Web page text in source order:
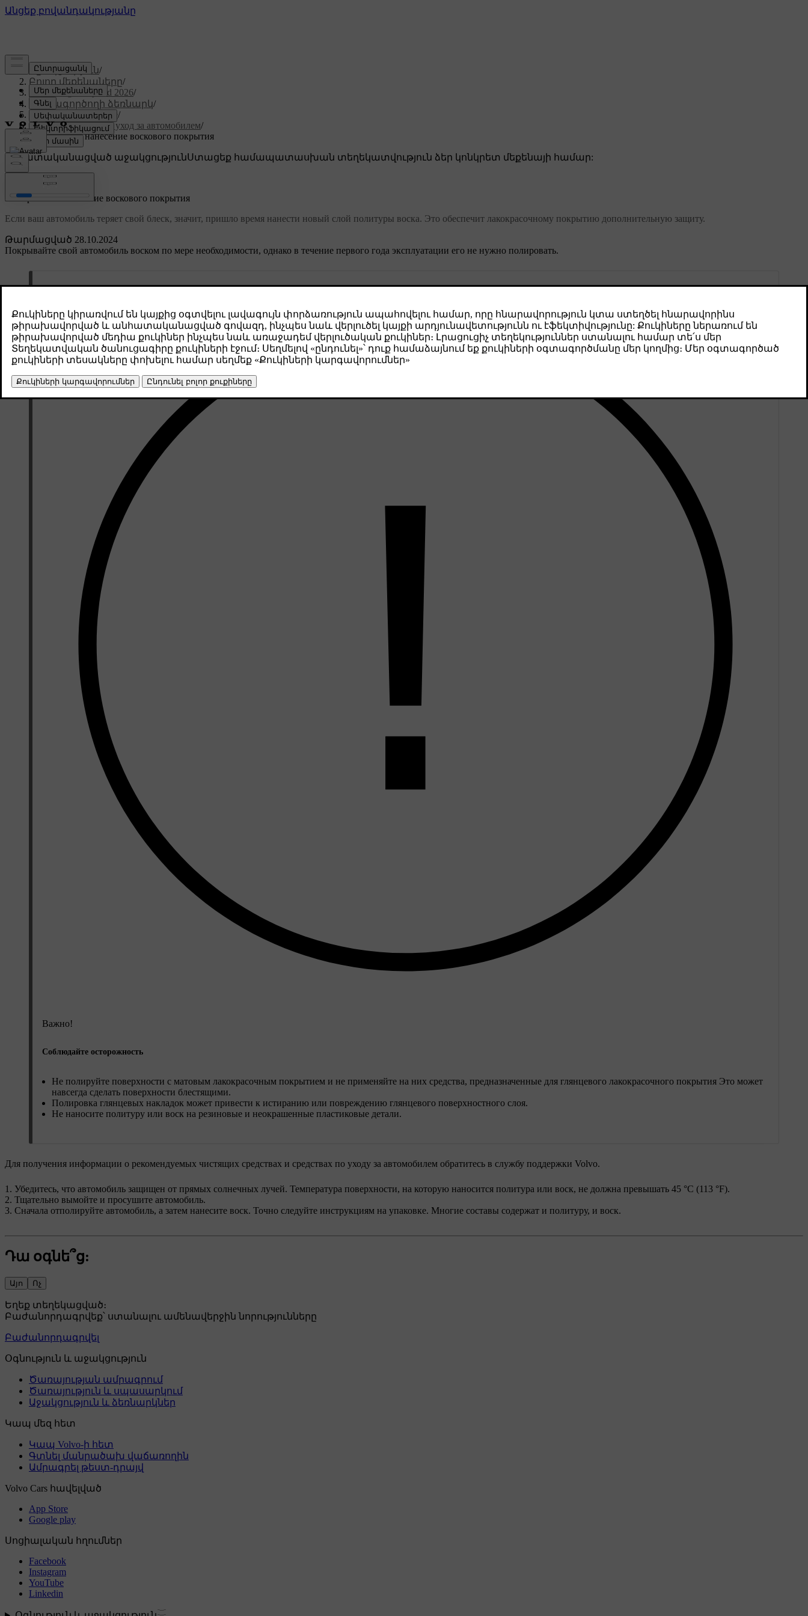
Աջակցություն/
Բոլոր մեքենաները/
XC60 Plug-in Hybrid 2026/
Օգտագործողի ձեռնարկ/
Уход и обслуживание/
Наружная мойка и уход за автомобилем/
Полировка и нанесение воскового покрытия
Անհատականացված աջակցությունՍտացեք համապատասխան տեղեկատվություն ձեր կոնկրետ մեքենայի համար:
Մուտք գործել
Թարմացված 28.10.2024
Полировка и нанесение воскового покрытия
Если ваш автомобиль теряет свой блеск, значит, пришло время нанести новый слой политуры воска. Это обеспечит лакокрасочному покрытию дополнительную защиту.
Покрывайте свой автомобиль воском по мере необходимости, однако в течение первого года эксплуатации его не нужно полировать.
Важно!
Соблюдайте осторожность
Не полируйте поверхности с матовым лакокрасочным покрытием и не применяйте на них средства, предназначенные для глянцевого лакокрасочного покрытия Это может
навсегда сделать поверхности блестящими.
Полировка глянцевых накладок может привести к истиранию или повреждению глянцевого поверхностного слоя.
Не наносите политуру или воск на резиновые и неокрашенные пластиковые детали.
Для получения информации о рекомендуемых чистящих средствах и средствах по уходу за автомобилем обратитесь в службу поддержки Volvo.
Убедитесь, что автомобиль защищен от прямых солнечных лучей. Температура поверхности, на которую наносится политура или воск, не должна превышать 45 °C (113 °F).
Тщательно вымойте и просушите автомобиль.
Сначала отполируйте автомобиль, а затем нанесите воск. Точно следуйте инструкциям на упаковке. Многие составы содержат и политуру, и воск.
Դա օգնե՞ց:
Այո Ոչ